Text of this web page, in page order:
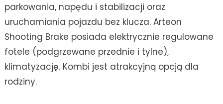
parkowania, napędu i stabilizacji oraz
uruchamiania pojazdu bez klucza. Arteon
Shooting Brake posiada elektrycznie regulowane
fotele (podgrzewane przednie i tylne),
klimatyzację. Kombi jest atrakcyjną opcją dla
rodziny.